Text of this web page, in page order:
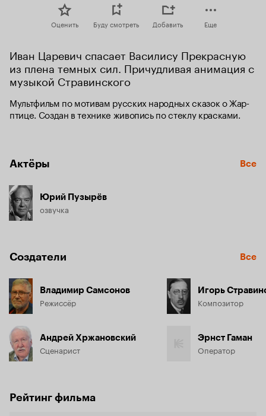
Оценить Буду смотреть Добавить Еще
Иван Царевич спасает Василису Прекрасную
из плена темных сил. Причудливая анимация с
музыкой Стравинского
Мультфильм по мотивам русских народных сказок о Жар-
птице. Создан в технике живопись по стеклу красками.
Актёры Все
Юрий Пузырёв
озвучка
Создатели Все
Владимир Самсонов
Режиссёр
Андрей Хржановский
Сценарист
Игорь
Композитор
Эрнст Гаман
Оператор
Рейтинг фильма